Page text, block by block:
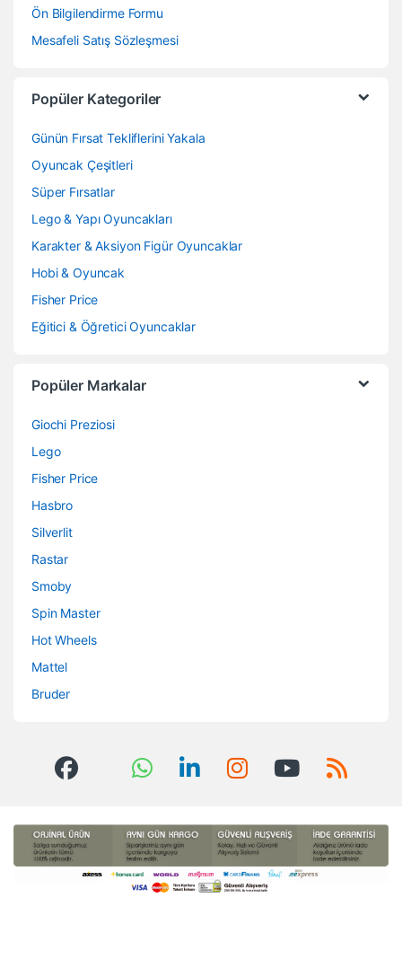
Ön Bilgilendirme Formu
Mesafeli Satış Sözleşmesi
Popüler Kategoriler
Günün Fırsat Tekliflerini Yakala
Oyuncak Çeşitleri
Süper Fırsatlar
Lego & Yapı Oyuncakları
Karakter & Aksiyon Figür Oyuncaklar
Hobi & Oyuncak
Fisher Price
Eğitici & Öğretici Oyuncaklar
Popüler Markalar
Giochi Preziosi
Lego
Fisher Price
Hasbro
Silverlit
Rastar
Smoby
Spin Master
Hot Wheels
Mattel
Bruder